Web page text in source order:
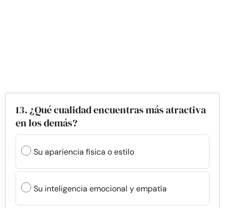
13. ¿Qué cualidad encuentras más atractiva
en los demás?
Su apariencia física o estilo
Su inteligencia emocional y empatía